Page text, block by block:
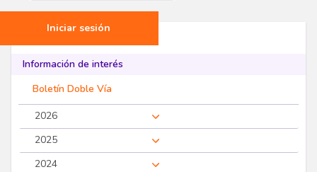
Pasar al contenido principal
Iniciar sesión
Proveedores
Información de interés
Boletín Doble Vía
2026
2025
2024